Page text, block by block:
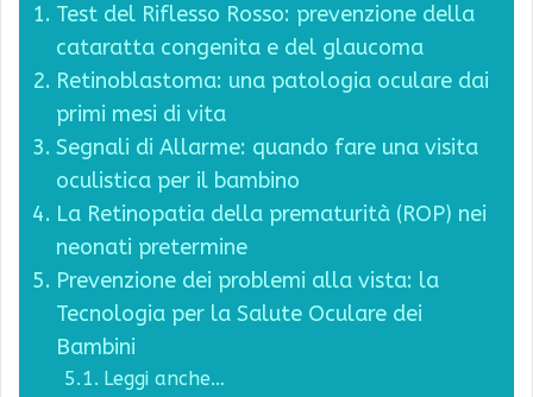
Test del Riflesso Rosso: prevenzione della
cataratta congenita e del glaucoma
Retinoblastoma: una patologia oculare dai
primi mesi di vita
Segnali di Allarme: quando fare una visita
oculistica per il bambino
La Retinopatia della prematurità (ROP) nei
neonati pretermine
Prevenzione dei problemi alla vista: la
Tecnologia per la Salute Oculare dei
Bambini
Leggi anche…